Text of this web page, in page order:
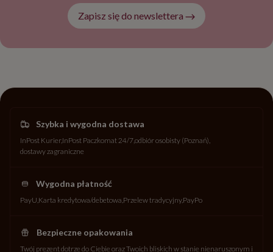
Zapisz się do newslettera
Szybka i wygodna dostawa
InPost Kurier InPost Paczkomat 24/7odbiór osobisty (Poznań)
dostawy zagraniczne
Wygodna płatność
PayU Karta kredytowa/debetowa Przelew tradycyjny PayPo
Bezpieczne opakowania
Twój prezent dotrze do Ciebie oraz Twoich bliskich w stanie nienaruszonym i